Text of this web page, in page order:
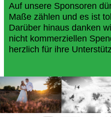
Auf unsere Sponsoren
Maße zählen und es ist
Darüber hinaus danken
nicht kommerziellen
herzlich für ihre